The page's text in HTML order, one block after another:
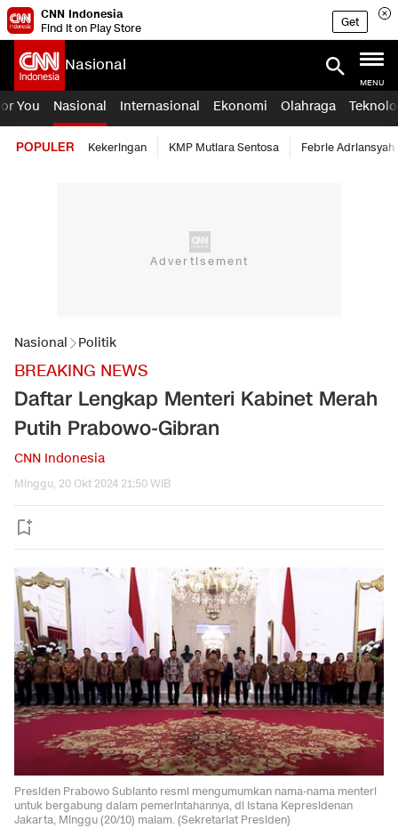
CNN Indonesia
Find it on Play Store
Get
Nasional
MENU
You Nasional Internasional Ekonomi Olahraga
POPULER Kekeringan KMP Mutiara Sentosa Febrie Adriansyah
Nasional Politik
BREAKING NEWS
Daftar Lengkap Menteri Kabinet Merah
Putih Prabowo-Gibran
CNN Indonesia
Minggu, 20 Okt 2024 21:50 WIB
Presiden Prabowo Subianto resmi mengumumkan nama-nama menteri
untuk bergabung dalam pemerintahannya, di Istana Kepresidenan
Jakarta, Minggu (20/10) malam. (Sekretariat Presiden)